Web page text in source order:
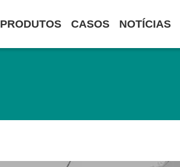
PRODUTOS CASOS NOTÍCIAS